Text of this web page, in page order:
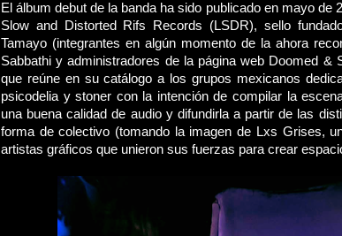
El álbum debut de la banda ha sido publicado en mayo de
Slow and Distorted Rifs Records (LSDR), sello
Tamayo (integrantes en algún momento de la ahora
Sabbathi y administradores de la página web Doomed &
que reúne en su catálogo a los grupos mexicanos
psicodelia y stoner con la intención de compilar la
una buena calidad de audio y difundirla a partir de las
forma de colectivo (tomando la imagen de Lxs Grises,
artistas gráficos que unieron sus fuerzas para crear